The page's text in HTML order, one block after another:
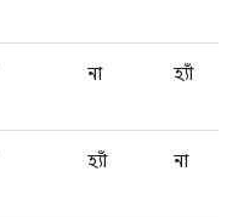
না হ্যাঁ
হ্যাঁ না